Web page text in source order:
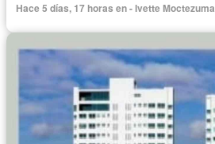
Hace 5 días, 17 horas en - Ivette Moctezuma